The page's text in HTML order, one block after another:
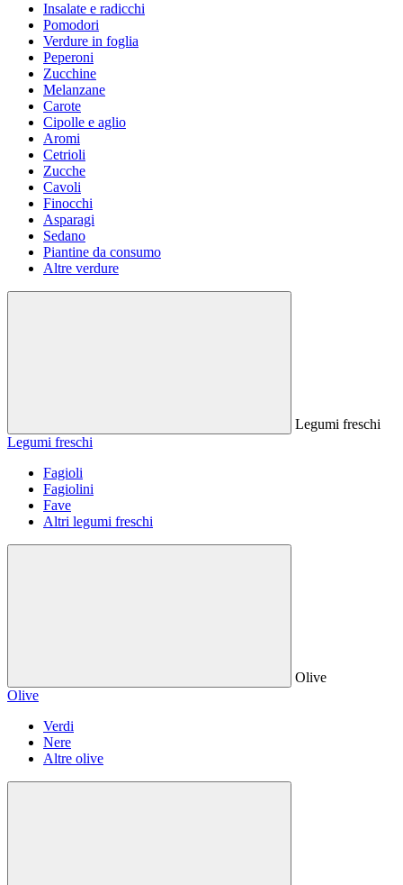
Insalate e radicchi
Pomodori
Verdure in foglia
Peperoni
Zucchine
Melanzane
Carote
Cipolle e aglio
Aromi
Cetrioli
Zucche
Cavoli
Finocchi
Asparagi
Sedano
Piantine da consumo
Altre verdure
Legumi freschi
Legumi freschi
Fagioli
Fagiolini
Fave
Altri legumi freschi
Olive
Olive
Verdi
Nere
Altre olive